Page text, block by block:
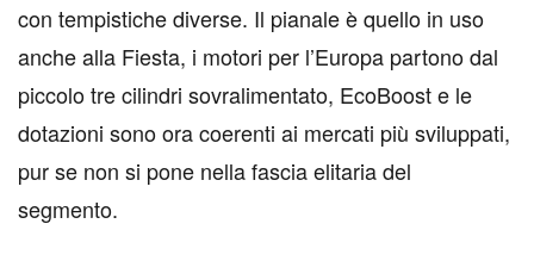
con tempistiche diverse. Il pianale è quello in uso
anche alla Fiesta, i motori per l’Europa partono dal
piccolo tre cilindri sovralimentato, EcoBoost e le
dotazioni sono ora coerenti ai mercati più sviluppati,
pur se non si pone nella fascia elitaria del
segmento.